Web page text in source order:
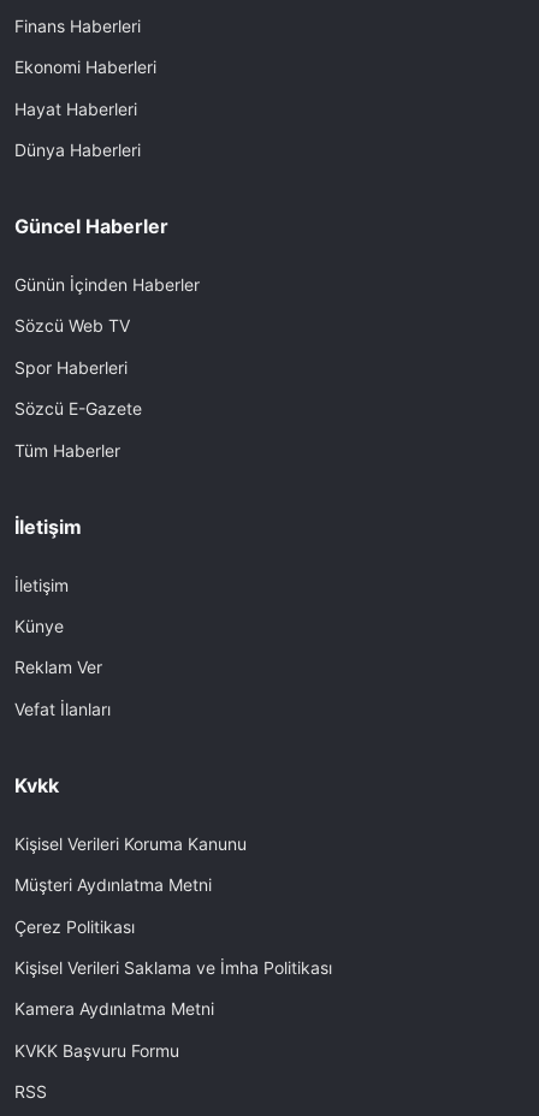
Finans Haberleri
Ekonomi Haberleri
Hayat Haberleri
Dünya Haberleri
Güncel Haberler
Günün İçinden Haberler
Sözcü Web TV
Spor Haberleri
Sözcü E-Gazete
Tüm Haberler
İletişim
İletişim
Künye
Reklam Ver
Vefat İlanları
Kvkk
Kişisel Verileri Koruma Kanunu
Müşteri Aydınlatma Metni
Çerez Politikası
Kişisel Verileri Saklama ve İmha Politikası
Kamera Aydınlatma Metni
KVKK Başvuru Formu
RSS